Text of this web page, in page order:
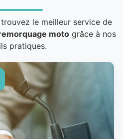
le meilleur service de
motogrâce à nos
pratiques.